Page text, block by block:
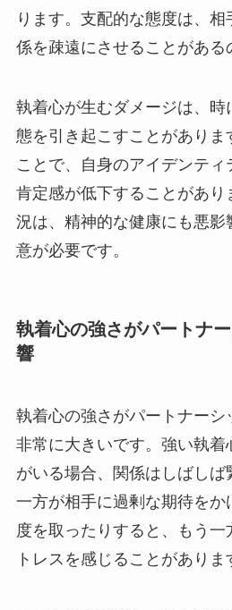
ります。支配的な態度は、
係を疎遠にさせることがある
執着心が生むダメージは、時
態を引き起こすことがありま
ことで、自身のアイデンティ
肯定感が低下することがあり
況は、精神的な健康にも悪影
意が必要です。
執着心の強さがパートナ
響
執着心の強さがパートナーシ
非常に大きいです。強い執着
がいる場合、関係はしばしば
一方が相手に過剰な期待をか
度を取ったりすると、もう一
トレスを感じることがありま